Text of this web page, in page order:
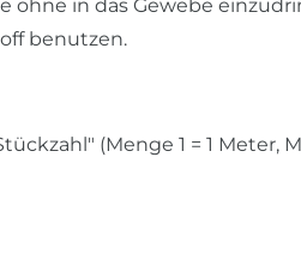
in das Gewebe
benutzen.
(Menge 1 = 1 Meter,